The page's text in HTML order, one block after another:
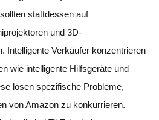
stattdessen auf
und 3D-
Intelligente Verkäufer konzentrieren
wie intelligente Hilfsgeräte und
lösen spezifische Probleme,
von Amazon zu konkurrieren.